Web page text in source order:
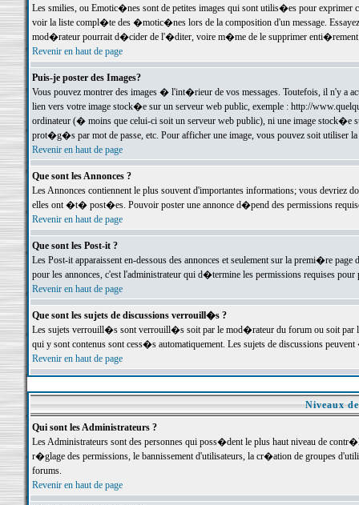
Les smilies, ou Emotic�nes sont de petites images qui sont utilis�es pour exprimer
voir la liste compl�te des �motic�nes lors de la composition d'un message.
mod�rateur pourrait d�cider de l'�diter, voire m�me de le supprimer
Revenir en haut de page
Puis-je poster des Images?
Vous pouvez montrer des images � l'int�rieur de vos messages. Toutefois, il n'y a
lien vers votre image stock�e sur un serveur web public, exemple : http://
ordinateur (� moins que celui-ci soit un serveur web public), ni une image stock�e
prot�g�s par mot de passe, etc. Pour afficher une image, vous pouvez soit
Revenir en haut de page
Que sont les Annonces ?
Les Annonces contiennent le plus souvent d'importantes informations; vous devriez
elles ont �t� post�es. Pouvoir poster une annonce d�pend des permissions
Revenir en haut de page
Que sont les Post-it ?
Les Post-it apparaissent en-dessous des annonces et seulement sur la premi�re
pour les annonces, c'est l'administrateur qui d�termine les permissions requises pour
Revenir en haut de page
Que sont les sujets de discussions verrouill�s ?
Les sujets verrouill�s sont verrouill�s soit par le mod�rateur du forum ou soit par
qui y sont contenus sont cess�s automatiquement. Les sujets de discussions
Revenir en haut de page
Niveaux
Qui sont les Administrateurs ?
Les Administrateurs sont des personnes qui poss�dent le plus haut niveau de
r�glage des permissions, le bannissement d'utilisateurs, la cr�ation de groupes
forums.
Revenir en haut de page